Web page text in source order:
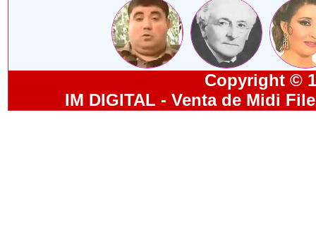
Copyright ©
IM DIGITAL - Venta de Midi